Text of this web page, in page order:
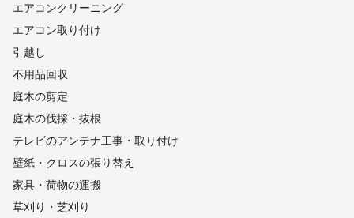
エアコンクリーニング
エアコン取り付け
引越し
不用品回収
庭木の剪定
庭木の伐採・抜根
テレビのアンテナ工事・取り付け
壁紙・クロスの張り替え
家具・荷物の運搬
草刈り・芝刈り